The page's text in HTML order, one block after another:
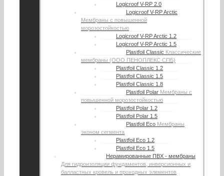
Logicroof V-RP 2.0
Logicroof V-RP Arctic
Мембраны с повышенной
морозостойкостью
Logicroof V-RP Arctic 1.2
Logicroof V-RP Arctic 1.5
Plastfoil Classic Классические
мембраны (ООО ПЕНОПЛЕКС СПБ)
Plastfoil Classic 1.2
Plastfoil Classic 1.5
Plastfoil Classic 1.8
Plastfoil Polar Мембраны с
повышенной морозостойкостью
Plastfoil Polar 1.2
Plastfoil Polar 1.5
Plastfoil Eco Мембраны
эконом сегмента
Plastfoil Eco 1.2
Plastfoil Eco 1.5
Нерамированные ПВХ - мембраны
Для гидроизоляции фундаментов, инверсионных и
балластных кровель и проходных элементов